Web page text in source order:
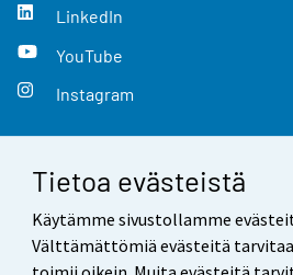
Tietoa evästeistä
Käytämme sivustollamme
Välttämättömiä evästeitä
LinkedIn
YouTube
Instagram
Yhteystiedot
Palaute